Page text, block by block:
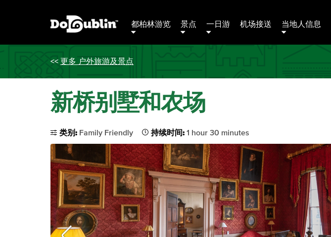
都柏林游览 景点 一日游 机场接送 当地人信息
<< 更多 户外旅游及景点
新桥别墅和农场
类别: Family Friendly 持续时间: 1 hour 30 minutes